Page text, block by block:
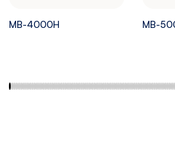
MB-4000H MB-